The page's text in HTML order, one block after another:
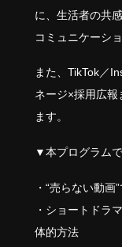
に、生活者の共
コミュニケーシ
また、TikTok／
ネージ×採用広報
ます。
▼本プログラム
・“売らない動
・ショートドラ
体的方法